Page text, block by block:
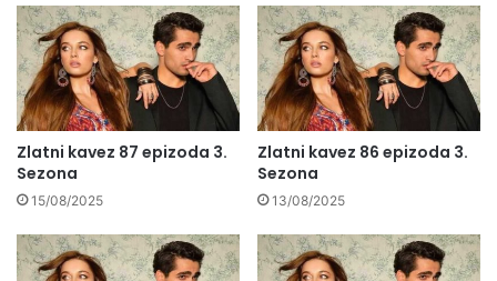
Zlatni kavez 87 epizoda 3.
Sezona
15/08/2025
Zlatni kavez 86 epizoda 3.
Sezona
13/08/2025